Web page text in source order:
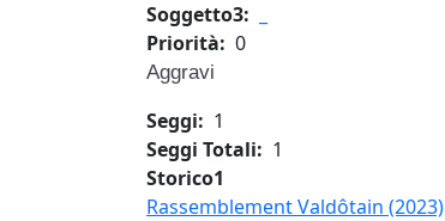
Soggetto3
Priorità
0
Aggravi
Seggi
1
Seggi Totali
1
Storico1
Rassemblement Valdôtain (2023)